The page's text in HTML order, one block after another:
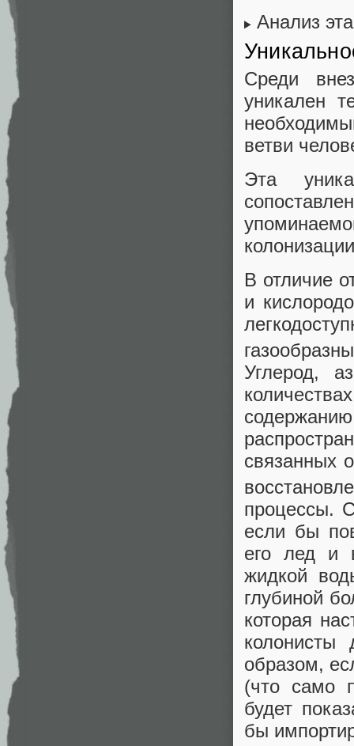
Анализ
Среди
уникален
ветви
Эта
В отличие
и
Углерод,
связанных
процессы.
если бы
его лед и
жидкой
глубиной
которая
образом,
(что само
будет
бы